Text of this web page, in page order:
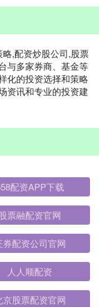
,配资炒股公司,股票
与多家券商、基金等
化的投资选择和策略
资讯和专业的投资建
配资APP下载
票融配资官网
券配资公司官网
人人顺配资
京股票配资官网